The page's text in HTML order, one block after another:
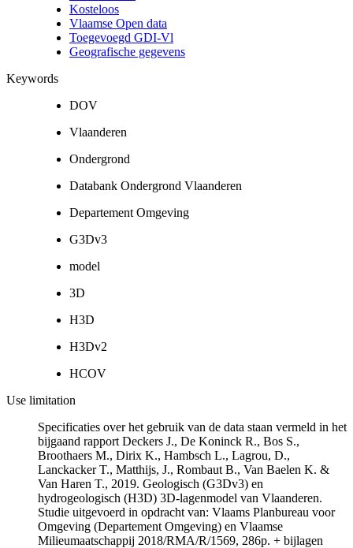
Kosteloos
Vlaamse Open data
Toegevoegd GDI-Vl
Geografische gegevens
Keywords
DOV
Vlaanderen
Ondergrond
Databank Ondergrond Vlaanderen
Departement Omgeving
G3Dv3
model
3D
H3D
H3Dv2
HCOV
Use limitation
Specificaties over het gebruik van de data staan vermeld in het
bijgaand rapport Deckers J., De Koninck R., Bos S.,
Broothaers M., Dirix K., Hambsch L., Lagrou, D.,
Lanckacker T., Matthijs, J., Rombaut B., Van Baelen K. &
Van Haren T., 2019. Geologisch (G3Dv3) en
hydrogeologisch (H3D) 3D-lagenmodel van Vlaanderen.
Studie uitgevoerd in opdracht van: Vlaams Planbureau voor
Omgeving (Departement Omgeving) en Vlaamse
Milieumaatschappij 2018/RMA/R/1569, 286p. + bijlagen